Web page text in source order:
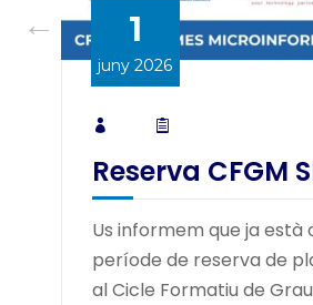
1
juny 2026
Reserva CFGM
Us informem que ja està
període de reserva de
al Cicle Formatiu de